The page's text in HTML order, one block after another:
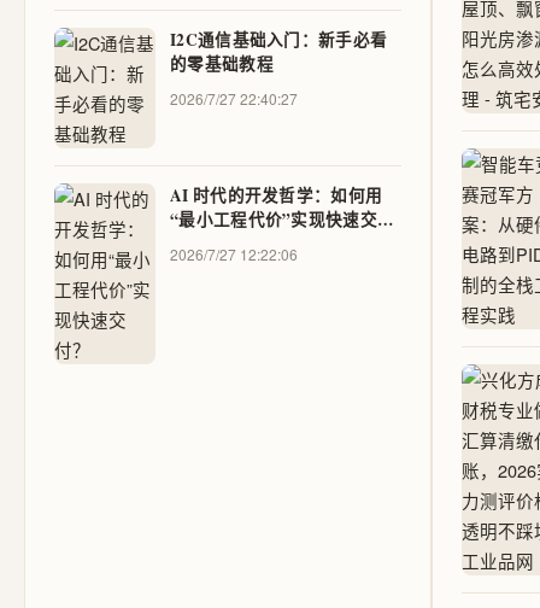
I2C通信基础入门：新手必看
的零基础教程
2026/7/27 22:40:27
AI 时代的开发哲学：如何用
“最小工程代价”实现快速交
付？
2026/7/27 12:22:06